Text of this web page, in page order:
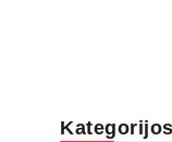
Kategorijos